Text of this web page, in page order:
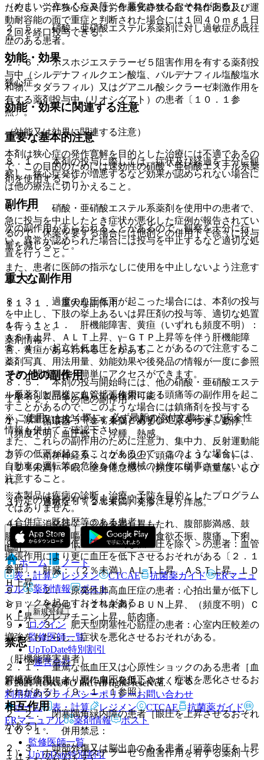
（めまい、立ちくらみ等）を悪化させるおそれがある］。
２．５． 硝酸・亜硝酸エステル系薬剤に対し過敏症の既往
歴のある患者。
２．６． ホスホジエステラーゼ５阻害作用を有する薬剤投
与中（シルデナフィルクエン酸塩、バルデナフィル塩酸塩水
和物、タダラフィル）又はグアニル酸シクラーゼ刺激作用を
有する薬剤投与中（リオシグアト）の患者〔１０．１参
照〕。
重要な基本的注意
８．１． 本剤の投与に際しては、症状及び経過を十分に観
察し、狭心症発作が増悪するなど効果が認められない場合に
は他の療法に切りかえること。
８．２． 硝酸・亜硝酸エステル系薬剤を使用中の患者で、
急に投与を中止したとき症状が悪化した症例が報告されてい
るので、休薬を要する場合には他剤との併用下で徐々に投与
量を減じること。
また、患者に医師の指示なしに使用を中止しないよう注意す
ること。
８．３． 過度の血圧低下が起こった場合には、本剤の投与
を中止し、下肢の挙上あるいは昇圧剤の投与等、適切な処置
を行うこと。
８．４． 起立性低血圧を起こすことがあるので注意するこ
と。
８．５． 本剤の投与開始時には、他の硝酸・亜硝酸エステ
ル系薬剤と同様に血管拡張作用による頭痛等の副作用を起こ
すことがあるので、このような場合には鎮痛剤を投与する
か、減量又は投与中止するなど適切な処置を行うこと。
また、これらの副作用のために注意力、集中力、反射運動能
力等の低下が起こることがあるので、このような場合には、
自動車の運転等の危険を伴う機械の操作に従事させないよう
注意すること。
（特定の背景を有する患者に関する注意）
（合併症・既往歴等のある患者）
９．１．１． 低血圧＜重篤な低血圧を除く＞の患者：血管
拡張作用により更に血圧を低下させるおそれがある〔２．１
参照〕。
９．１．２． 原発性肺高血圧症の患者：心拍出量が低下し
ショックを起こすおそれがある。
９．１．３． 肥大型閉塞性心筋症の患者：心室内圧較差の
増強をもたらし、症状を悪化させるおそれがある。
（肝機能障害患者）
肝機能障害患者：副作用が発現しやすくなる。
相互作用
１０．１． 併用禁忌：
１）． ホスホジエステラーゼ５阻害作用を有する薬剤（シ
ただし、労作狭心症又は労作兼安静狭心症で発作回数及び運
動耐容能の面で重症と判断された場合には１回４０ｍｇ１日
２回を経口投与できる。
効能・効果
狭心症。
効能・効果に関連する注意
（効能又は効果に関連する注意）
本剤は狭心症の発作寛解を目的とした治療には不適であるの
で、この目的のためには速効性の硝酸・亜硝酸エステル系薬
剤を使用すること。
副作用
次の副作用があらわれることがあるので、観察を十分に行
い、異常が認められた場合には投与を中止するなど適切な処
置を行うこと。
重大な副作用
１１．１． 重大な副作用
１１．１．１． 肝機能障害、黄疸（いずれも頻度不明）：
ＡＳＴ上昇、ＡＬＴ上昇、γ−ＧＴＰ上昇等を伴う肝機能障
害、黄疸があらわれることがある。
その他の副作用
１１．２． その他の副作用
１）． 循環器：（２％未満）めまい・ふらつき、動悸、
（頻度不明）血圧低下、浮腫、熱感。
２）． 精神神経系：（２％以上）頭痛（１３．４％）、
（２％未満）不眠、全身倦怠感、（頻度不明）頭重感、しび
れ。
３）． 過敏症：（２％未満）発疹、そう痒感。
４）． 消化器：（２％未満）胃もたれ、腹部膨満感、鼓
腸、口内乾燥、嘔気、（頻度不明）食欲不振、腹痛、下痢、
嘔吐。
５）． 肝臓：（２％未満）ＡＬＴ上昇、ＡＳＴ上昇、ＬＤ
Ｈ上昇。
６）． その他：（２％未満）ＢＵＮ上昇、（頻度不明）Ｃ
Ｋ上昇、クレアチニン上昇、筋肉痛。
禁忌
２．１． 重篤な低血圧又は心原性ショックのある患者［血
管拡張作用により更に血圧を低下させ、症状を悪化させるお
それがある］〔９．１．１参照〕。
２．２． 閉塞隅角緑内障の患者［眼圧を上昇させるおそれ
がある］。
２．３． 頭部外傷又は脳出血のある患者［頭蓋内圧を上昇
薬剤情報
薬剤写真、用法用量、効能効果や後発品の情報が一度に参照
でき、関連情報へ簡単にアクセスができます。
一般名、製品名どちらでも検索可能！
※ ご使用いただく際に、必ず最新の添付文書および安全性
情報も併せてご確認下さい。
※本製品は疾病の診断・治療・予防を目的としたプログラム
ではありません。
ホーム
ノート
表・計算
レジメン CTCAE 抗菌薬ガイド
ERマニュ
アル
薬剤情報 ポスト
新規登録
ログイン
監修医師一覧
UpToDate特別割引
運営会社
© 2021 HOKUTO Inc. All rights reserved.
利用規約プライバシーポリシーお問い合わせ
ホーム
表・計算 レジメン CTCAE
抗菌薬ガイド
ERマニュアル
薬剤情報 ポスト
監修医師一覧
UpToDate特別割引